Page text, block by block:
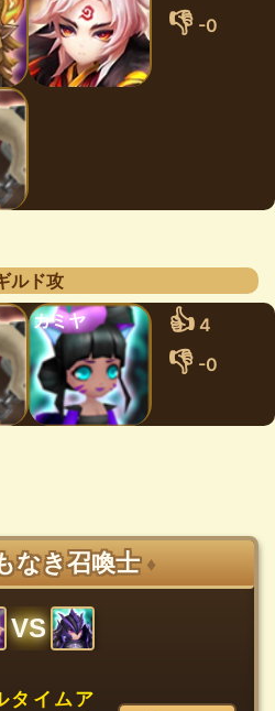
👎 -0
ルド攻
カミヤ 👍 4
👎 -0
なき召喚士 ♦
VS
タイムア